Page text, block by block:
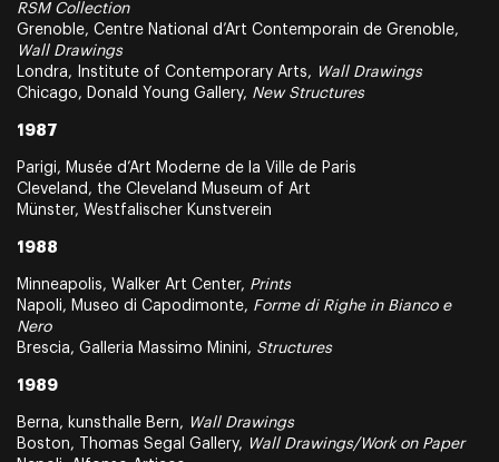
RSM Collection
Grenoble, Centre National d’Art Contemporain de Grenoble,
Wall Drawings
Londra, Institute of Contemporary Arts,
Wall Drawings
Chicago, Donald Young Gallery, New Structures
1987
Parigi, Musée d’Art Moderne de la Ville de Paris
Cleveland, the Cleveland Museum of Art
Münster, Westfalischer Kunstverein
1988
Minneapolis, Walker Art Center, Prints
Napoli, Museo di Capodimonte, Forme di Righe in Bianco e
Nero
Brescia, Galleria Massimo Minini, Structures
1989
Berna, kunsthalle Bern,
Wall Drawings
Boston, Thomas Segal Gallery,
Wall Drawings/Work on Paper